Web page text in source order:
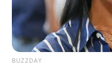
BUZZDAY